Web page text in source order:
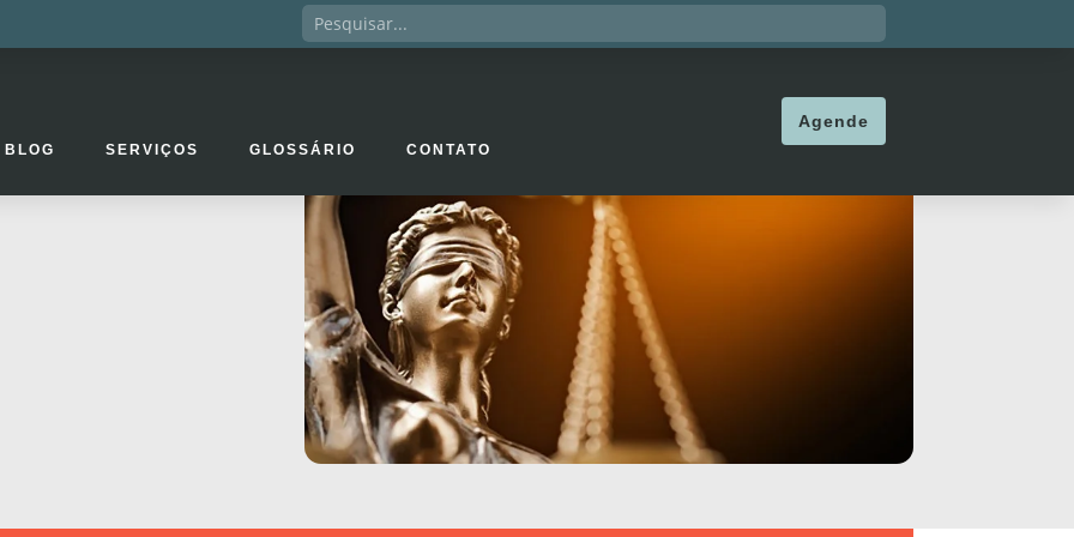
BLOG SERVIÇOS GLOSSÁRIO CONTATO
Agende